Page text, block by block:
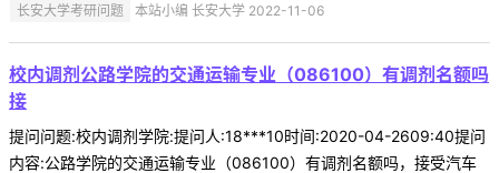
长安大学考研问题 本站小编 长安大学 2022-11-06
校内调剂公路学院的交通运输专业（086100）有调剂名额吗
接
提问问题:校内调剂学院:提问人:18***10时间:2020-04-2609:40提问
内容:公路学院的交通运输专业（086100）有调剂名额吗，接受汽车